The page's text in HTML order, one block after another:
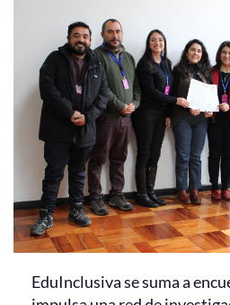
EduInclusiva se suma a